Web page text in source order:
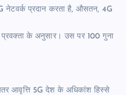
नेटवर्क प्रदान करता है, औसतन, 4G
प्रवक्ता के अनुसार। उस पर 100 गुना
आवृत्ति 5G देश के अधिकांश हिस्से